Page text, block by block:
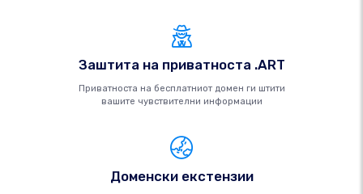
Заштита на приватноста .ART
Приватноста на бесплатниот домен ги штити
вашите чувствителни информации
Доменски екстензии